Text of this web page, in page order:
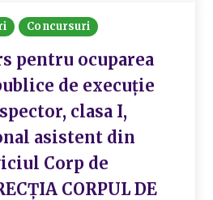
Concursuri
pentru ocuparea
de execuție
clasa I,
asistent din
Corp de
CORPUL DE